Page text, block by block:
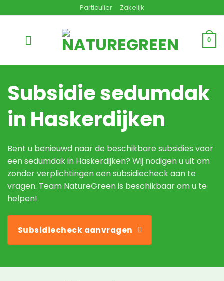
naar
Particulier Zakelijk
0
Subsidie sedumdak
in Haskerdijken
Bent u benieuwd naar de beschikbare subsidies voor
een sedumdak in Haskerdijken? Wij nodigen u uit om
zonder verplichtingen een subsidiecheck aan te
vragen. Team NatureGreen is beschikbaar om u te
helpen!
Subsidiecheck aanvragen